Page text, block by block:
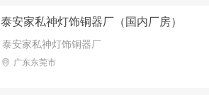
泰安家私神灯饰铜器厂（国内厂房）
泰安家私神灯饰铜器厂
广东东莞市